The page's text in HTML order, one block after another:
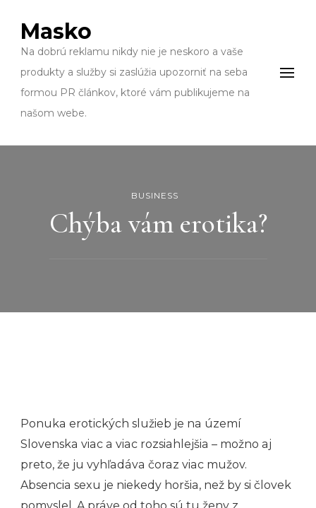
Masko
Na dobrú reklamu nikdy nie je neskoro a vaše
produkty a služby si zaslúžia upozorniť na seba
formou PR článkov, ktoré vám publikujeme na
našom webe.
BUSINESS
Chýba vám erotika?
Ponuka erotických služieb je na území
Slovenska viac a viac rozsiahlejšia – možno aj
preto, že ju vyhľadáva čoraz viac mužov.
Absencia sexu je niekedy horšia, než by si človek